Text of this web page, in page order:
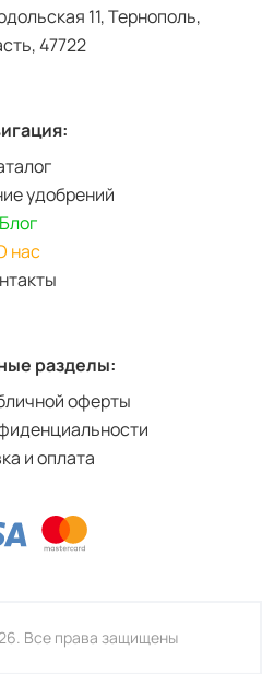
11, Тернополь,
47722
удобрений
Блог
нас
разделы:
оферты
и оплата
Все права защищены